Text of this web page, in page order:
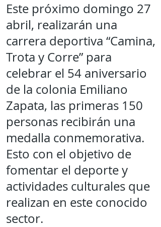
Este próximo domingo 27
abril, realizarán una
carrera deportiva “Camina,
Trota y Corre” para
celebrar el 54 aniversario
de la colonia Emiliano
Zapata, las primeras 150
personas recibirán una
medalla conmemorativa.
Esto con el objetivo de
fomentar el deporte y
actividades culturales que
realizan en este conocido
sector.